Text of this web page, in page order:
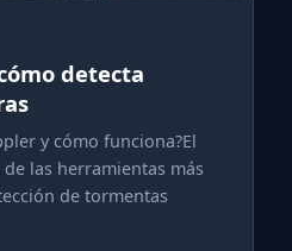
detecta
y cómo funciona?El
las herramientas más
de tormentas